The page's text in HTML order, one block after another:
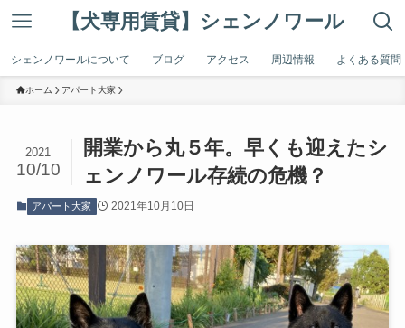
【犬専用賃貸】シェンノワール
シェンノワールについて ブログ アクセス 周辺情報 よくある質問
ホーム アパート大家
開業から丸５年。早くも迎えたシ
ェンノワール存続の危機？
2021
10/10
アパート大家 2021年10月10日